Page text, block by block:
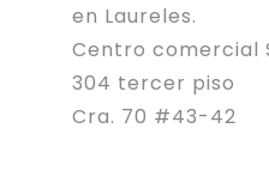
en Laureles.
Centro comercial
304 tercer piso
Cra. 70 #43-42